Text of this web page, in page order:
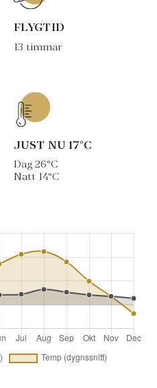
FLYGTID
13 timmar
JUST NU 17°C
Dag 26°C
Natt 14°C